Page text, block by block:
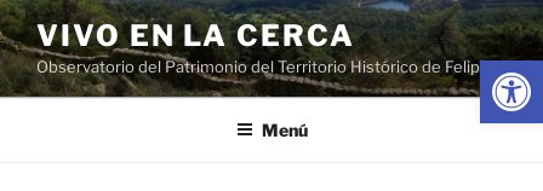
Abrir
Saltar
al
contenido
VIVO EN LA CERCA
Observatorio del Patrimonio del Territorio Histórico de Felipe II
Menú